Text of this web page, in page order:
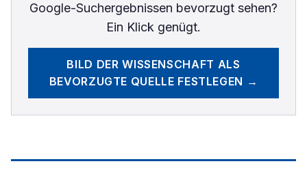
Google-Suchergebnissen bevorzugt sehen?
Ein Klick genügt.
BILD DER WISSENSCHAFT ALS
BEVORZUGTE QUELLE FESTLEGEN →